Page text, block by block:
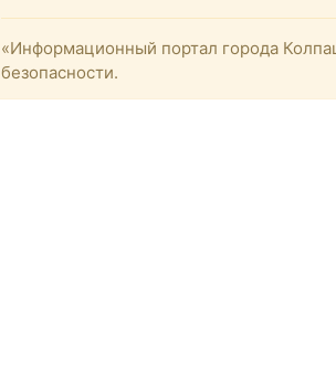
«Информационный портал города
безопасности.